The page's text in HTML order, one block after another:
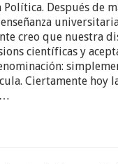
introducción
a
la
política
y
a
la
democracia
Política. Después de
creo que nuestra
científicas y
Ciertamente hoy
…